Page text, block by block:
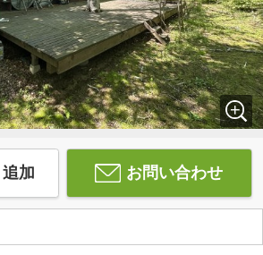
加 お問い合わせ